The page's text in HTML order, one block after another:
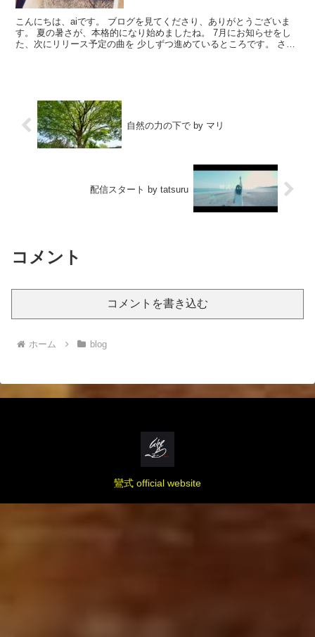
こんにちは、aiです。 ブログを見てくださり、ありがとうございま
す。 夏の暑さが、本格的になり始めましたね。 7月にお知らせをし
た、次にリリース予定の曲を 少しずつ進めているところです。 さ
自然の力の下で by マリ
配信スタート by tatsuru
コメント
コメントを書き込む
ホーム blog
鸞式 official website